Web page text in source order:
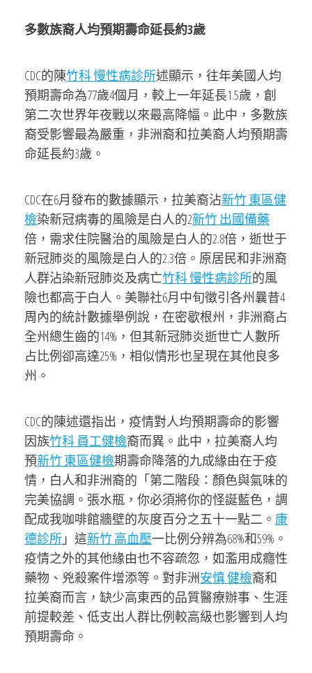
多數族裔人均預期壽命延長約3歲
CDC的陳竹科 慢性病診所述顯示，往年美國人均
預期壽命為77歲4個月，較上一年延長1.5歲，創
第二次世界年夜戰以來最高降幅。此中，多數族
裔受影響最為嚴重，非洲裔和拉美裔人均預期壽
命延長約3歲。
CDC在6月發布的數據顯示，拉美裔沾新竹 東區健
檢染新冠病毒的風險是白人的2新竹 出國備藥
倍，需求住院醫治的風險是白人的2.8倍，逝世于
新冠肺炎的風險是白人的2.3倍。原居民和非洲裔
人群沾染新冠肺炎及病亡竹科 慢性病診所的風
險也都高于白人。美聯社6月中旬徵引各州曩昔4
周內的統計數據舉例說，在密歇根州，非洲裔占
全州總生齒的14%，但其新冠肺炎逝世亡人數所
占比例卻高達25%，相似情形也呈現在其他良多
州。
CDC的陳述還指出，疫情對人均預期壽命的影響
因族竹科 員工健檢裔而異。此中，拉美裔人均
預新竹 東區健檢期壽命降落的九成緣由在于疫
情，白人和非洲裔的「第二階段：顏色與氣味的
完美協調。張水瓶，你必須將你的怪誕藍色，調
配成我咖啡館牆壁的灰度百分之五十一點二。 康
德診所 」這新竹 高血壓一比例分辨為68%和59%。
疫情之外的其他緣由也不容疏忽，如濫用成癮性
藥物、兇殺案件增添等。對非洲安慎 健檢裔和
拉美裔而言，缺少高東西的品質醫療辦事、生涯
前提較差、低支出人群比例較高級也影響到人均
預期壽命。